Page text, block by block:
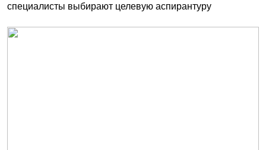
специалисты выбирают целевую аспирантуру